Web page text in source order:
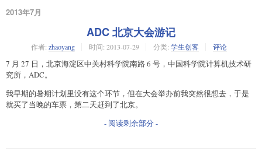
2013年7月
ADC 北京大会游记
作者: zhaoyang 时间: 2013-07-29 分类: 学生创客 评论
7 月 27 日，北京海淀区中关村科学院南路 6 号，中国科学院计算机技术研
究所，ADC。
我早期的暑期计划里没有这个环节，但在大会举办前我突然很想去，于是
就买了当晚的车票，第二天赶到了北京。
- 阅读剩余部分 -